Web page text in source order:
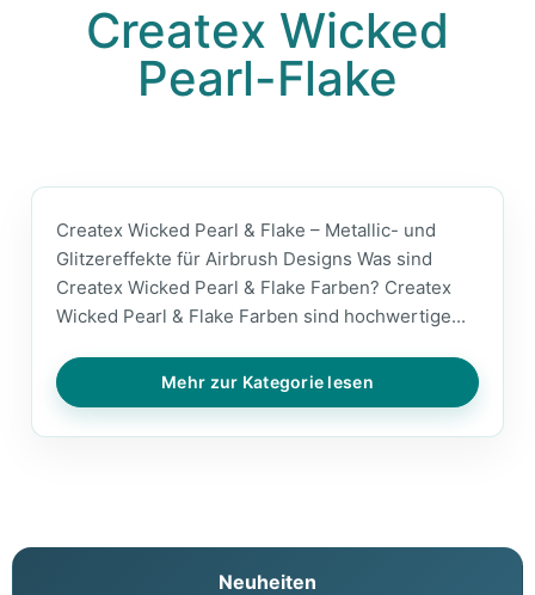
Createx Wicked
Pearl-Flake
Createx Wicked Pearl & Flake – Metallic- und
Glitzereffekte für Airbrush Designs Was sind
Createx Wicked Pearl & Flake Farben? Createx
Wicked Pearl & Flake Farben sind hochwertige...
Mehr zur Kategorie lesen
Neuheiten